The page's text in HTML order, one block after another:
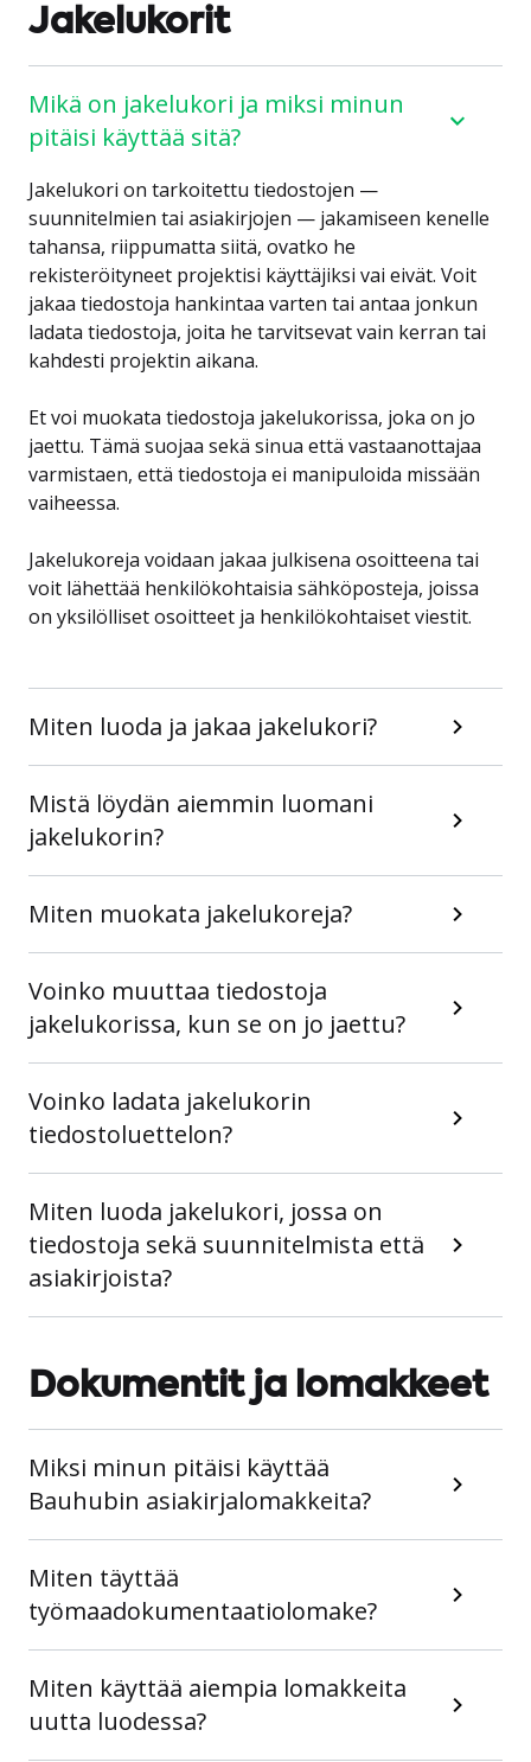
Jakelukorit
Mikä on jakelukori ja miksi minun
pitäisi käyttää sitä?
Jakelukori on tarkoitettu tiedostojen —
suunnitelmien tai asiakirjojen — jakamiseen kenelle
tahansa, riippumatta siitä, ovatko he
rekisteröityneet projektisi käyttäjiksi vai eivät. Voit
jakaa tiedostoja hankintaa varten tai antaa jonkun
ladata tiedostoja, joita he tarvitsevat vain kerran tai
kahdesti projektin aikana.
Et voi muokata tiedostoja jakelukorissa, joka on jo
jaettu. Tämä suojaa sekä sinua että vastaanottajaa
varmistaen, että tiedostoja ei manipuloida missään
vaiheessa.
Jakelukoreja voidaan jakaa julkisena osoitteena tai
voit lähettää henkilökohtaisia sähköposteja, joissa
on yksilölliset osoitteet ja henkilökohtaiset viestit.
Miten luoda ja jakaa jakelukori?
Mistä löydän aiemmin luomani
jakelukorin?
Miten muokata jakelukoreja?
Voinko muuttaa tiedostoja
jakelukorissa, kun se on jo jaettu?
Voinko ladata jakelukorin
tiedostoluettelon?
Miten luoda jakelukori, jossa on
tiedostoja sekä suunnitelmista että
asiakirjoista?
Dokumentit ja lomakkeet
Miksi minun pitäisi käyttää
Bauhubin asiakirjalomakkeita?
Miten täyttää
työmaadokumentaatiolomake?
Miten käyttää aiempia lomakkeita
uutta luodessa?